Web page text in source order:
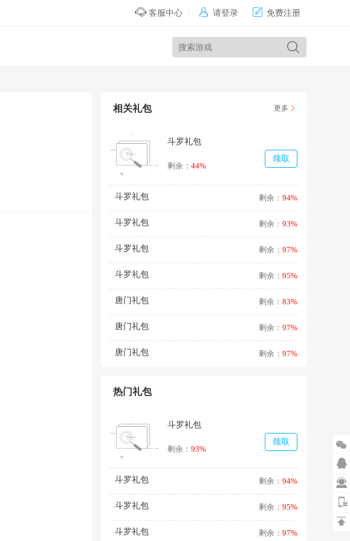
客服中心  请登录  免费注册
更多
相关礼包
斗罗礼包
剩余： 44%
领取
斗罗礼包 剩余： 94%
斗罗礼包 剩余： 93%
斗罗礼包 剩余： 97%
斗罗礼包 剩余： 95%
唐门礼包 剩余： 83%
唐门礼包 剩余： 97%
唐门礼包 剩余： 97%
热门礼包
斗罗礼包
剩余： 93%
领取
斗罗礼包 剩余： 94%
斗罗礼包 剩余： 95%
斗罗礼包 剩余： 97%




